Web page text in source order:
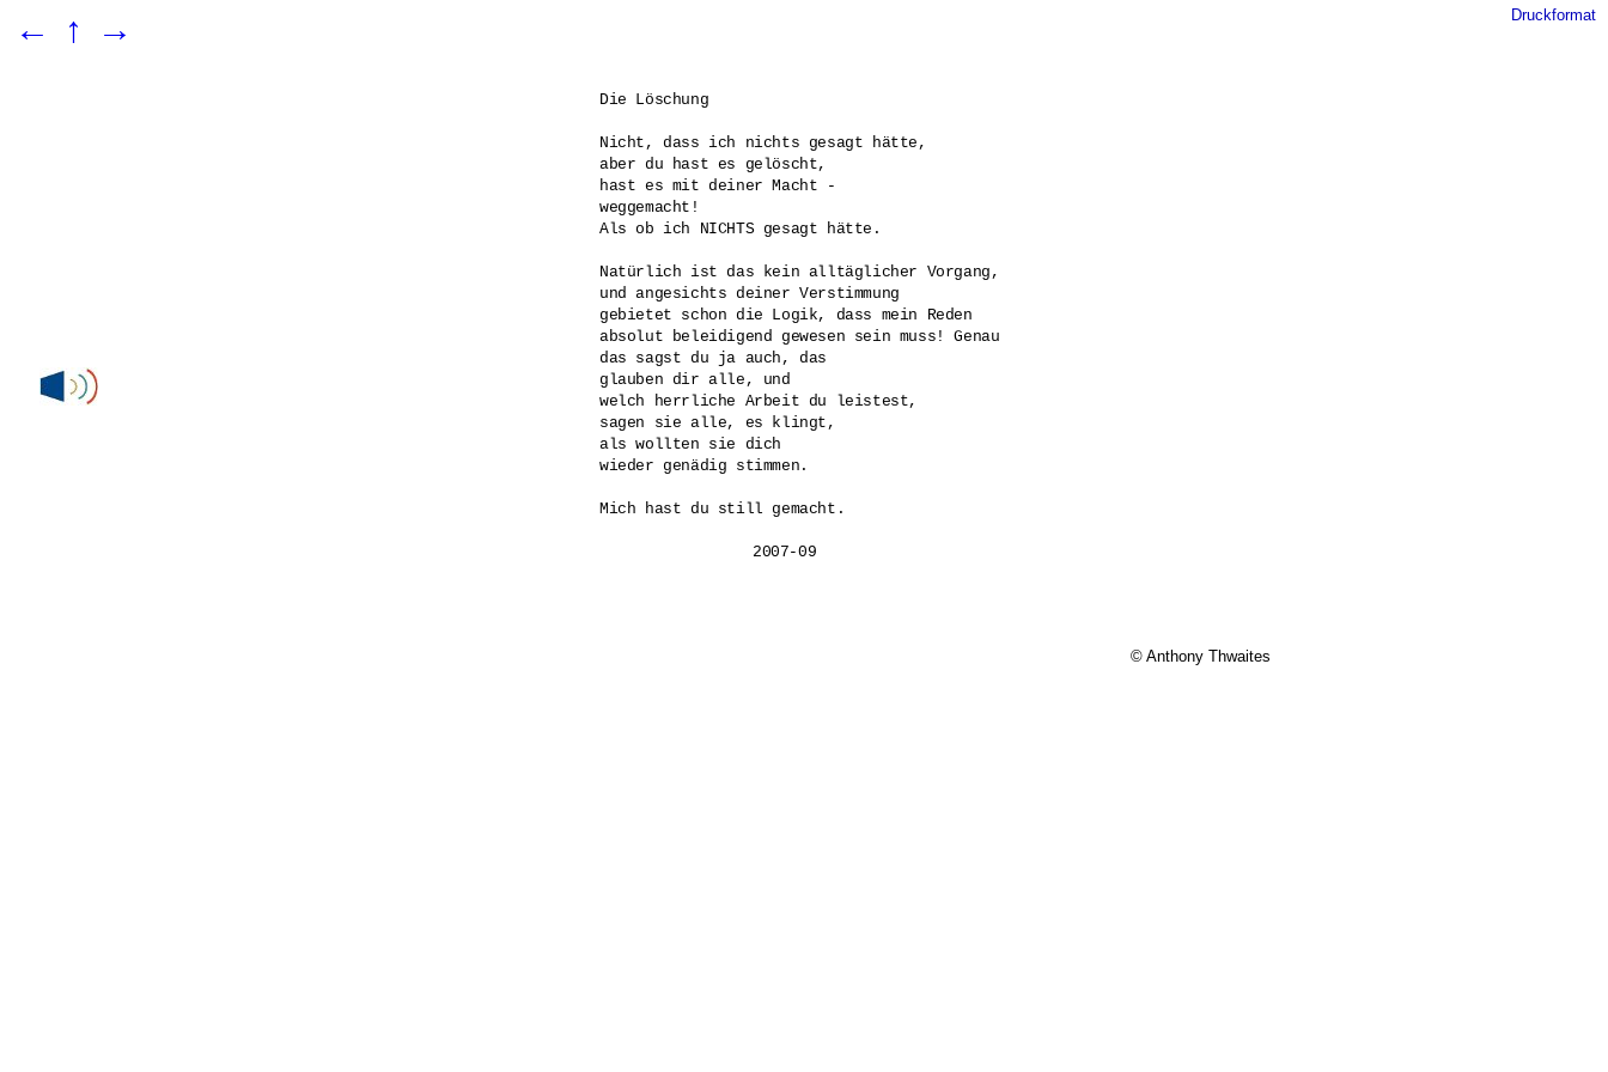
← ↑ → Druckformat
Die Löschung
Nicht, dass ich nichts gesagt hätte,
aber du hast es gelöscht,
hast es mit deiner Macht -
weggemacht!
Als ob ich NICHTS gesagt hätte.
Natürlich ist das kein alltäglicher Vorgang,
und angesichts deiner Verstimmung
gebietet schon die Logik, dass mein Reden
absolut beleidigend gewesen sein muss! Genau
das sagst du ja auch, das
glauben dir alle, und
welch herrliche Arbeit du leistest,
sagen sie alle, es klingt,
als wollten sie dich
wieder genädig stimmen.
Mich hast du still gemacht.
© Anthony Thwaites